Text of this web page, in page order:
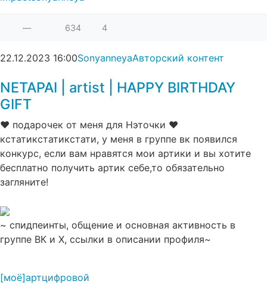
— 634 4
22.12.2023 16:00SonyanneyaАвторский контент
NETAPAI | artist | HAPPY BIRTHDAY
GIFT
♥ подарочек от меня для Нэточки ♥
кстатикстатикстати, у меня в группе вк появился
конкурс, если вам нравятся мои артики и вы хотите
бесплатно получить артик себе,то обязательно
загляните!
~ спидпеинты, общение и основная активность в
группе ВК и Х, ссылки в описании профиля~
[моё]артцифровой